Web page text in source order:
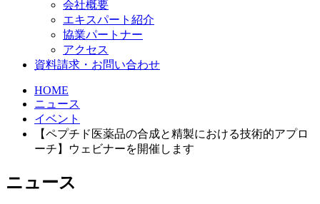
会社概要
エキスパート紹介
協業パートナー
アクセス
資料請求・お問い合わせ
HOME
ニュース
イベント
【ペプチド医薬品の合成と精製における技術的アプロ
ーチ】ウェビナーを開催します
ニュース